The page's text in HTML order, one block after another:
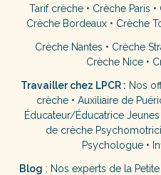
Tarif crèche • Crèche Paris •
Crèche Bordeaux• Crèche
Crèche Nantes • Crèche
Crèche Nice •
Travailler chez LPCR : Nos
crèche• Auxiliaire de
Éducateur/Éducatrice Jeunes
de crèche
Psychologue •
Blog : Nos experts de la